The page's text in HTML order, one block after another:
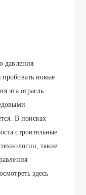
давления
новые
эта отрасль
В поисках
строительные
такие
здесь